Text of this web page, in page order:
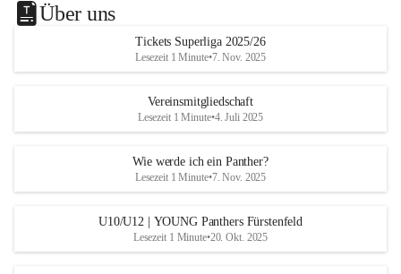
Über uns
Tickets Superliga 2025/26
Lesezeit 1 Minute•7. Nov. 2025
Vereinsmitgliedschaft
Lesezeit 1 Minute•4. Juli 2025
Wie werde ich ein Panther?
Lesezeit 1 Minute•7. Nov. 2025
U10/U12 | YOUNG Panthers Fürstenfeld
Lesezeit 1 Minute•20. Okt. 2025